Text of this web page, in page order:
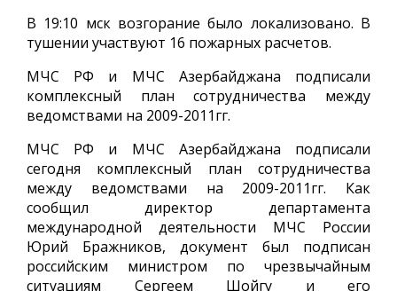
В 19:10 мск возгорание было локализовано. В
тушении участвуют 16 пожарных расчетов.
МЧС РФ и МЧС Азербайджана подписали
комплексный план сотрудничества между
ведомствами на 2009-2011гг.
МЧС РФ и МЧС Азербайджана подписали
сегодня комплексный план сотрудничества
между ведомствами на 2009-2011гг. Как
сообщил директор департамента
международной деятельности МЧС России
Юрий Бражников, документ был подписан
российским министром по чрезвычайным
ситуациям Сергеем Шойгу и его